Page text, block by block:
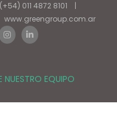
011 4872 8101
|
www.greengroup.com.ar
NUESTRO EQUIPO